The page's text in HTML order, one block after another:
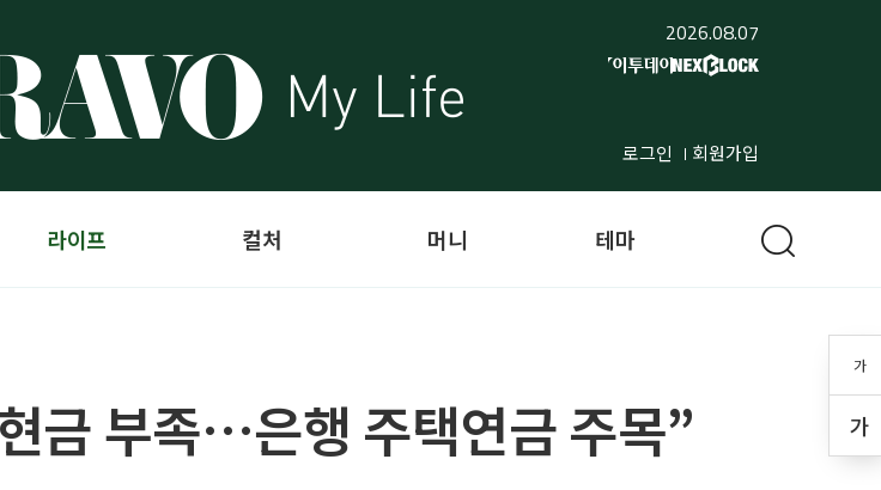
2026.08.07
로그인 회원가입
가
가
라이프 컬처 머니 테마
금 부족…은행 주택연금 주목”